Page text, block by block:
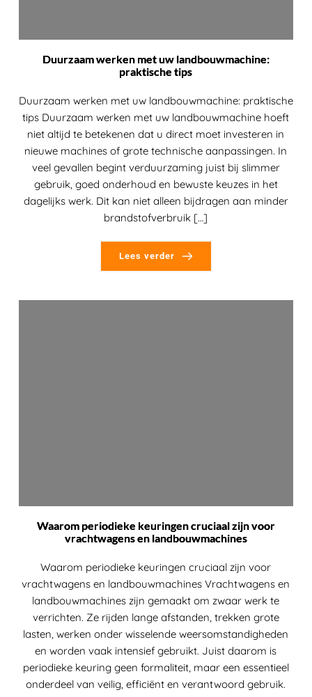
Duurzaam werken met uw landbouwmachine:
praktische tips
Duurzaam werken met uw landbouwmachine: praktische
tips Duurzaam werken met uw landbouwmachine hoeft
niet altijd te betekenen dat u direct moet investeren in
nieuwe machines of grote technische aanpassingen. In
veel gevallen begint verduurzaming juist bij slimmer
gebruik, goed onderhoud en bewuste keuzes in het
dagelijks werk. Dit kan niet alleen bijdragen aan minder
brandstofverbruik […]
Lees verder
Waarom periodieke keuringen cruciaal zijn voor
vrachtwagens en landbouwmachines
Waarom periodieke keuringen cruciaal zijn voor
vrachtwagens en landbouwmachines Vrachtwagens en
landbouwmachines zijn gemaakt om zwaar werk te
verrichten. Ze rijden lange afstanden, trekken grote
lasten, werken onder wisselende weersomstandigheden
en worden vaak intensief gebruikt. Juist daarom is
periodieke keuring geen formaliteit, maar een essentieel
onderdeel van veilig, efficiënt en verantwoord gebruik.